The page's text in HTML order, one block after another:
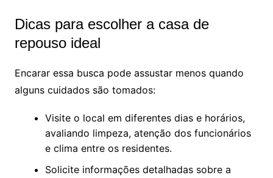
Dicas para escolher a casa de
repouso ideal
Encarar essa busca pode assustar menos quando
alguns cuidados são tomados:
Visite o local em diferentes dias e horários,
avaliando limpeza, atenção dos funcionários
e clima entre os residentes.
Solicite informações detalhadas sobre a